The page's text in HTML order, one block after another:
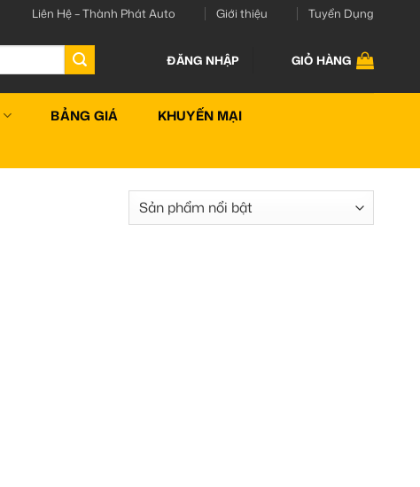
Liên Hệ – Thành Phát Auto Giới thiệu Tuyển Dụng
ĐĂNG NHẬP GIỎ HÀNG
BẢNG GIÁ KHUYẾN MẠI